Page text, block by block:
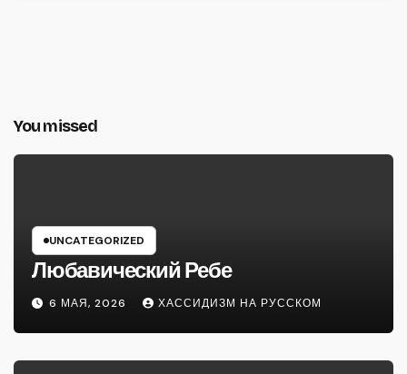
You missed
UNCATEGORIZED
Любавический Ребе
6 МАЯ, 2026 ХАССИДИЗМ НА РУССКОМ